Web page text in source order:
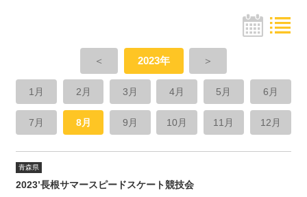
＜ 2023年 ＞
1月 2月 3月 4月 5月 6月
7月 8月 9月 10月 11月 12月
青森県
2023’長根サマースピードスケート競技会